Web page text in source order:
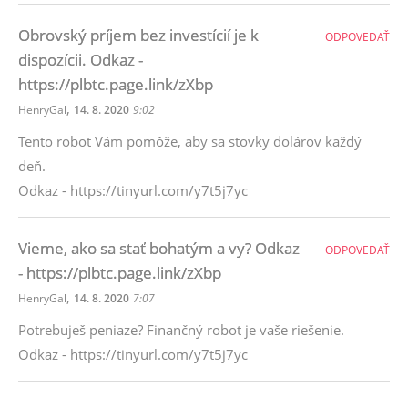
Obrovský príjem bez investícií je k
dispozícii. Odkaz -
https://plbtc.page.link/zXbp
HenryGal, 14. 8. 2020 9:02
Tento robot Vám pomôže, aby sa stovky dolárov každý
deň.
Odkaz - https://tinyurl.com/y7t5j7yc
ODPOVEDAŤ
Vieme, ako sa stať bohatým a vy? Odkaz
- https://plbtc.page.link/zXbp
HenryGal, 14. 8. 2020 7:07
Potrebuješ peniaze? Finančný robot je vaše riešenie.
Odkaz - https://tinyurl.com/y7t5j7yc
ODPOVEDAŤ